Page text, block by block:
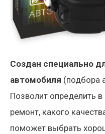
Создан специально
автомобиля (подбора
Позволит определить
ремонт, какого
поможет выбрать